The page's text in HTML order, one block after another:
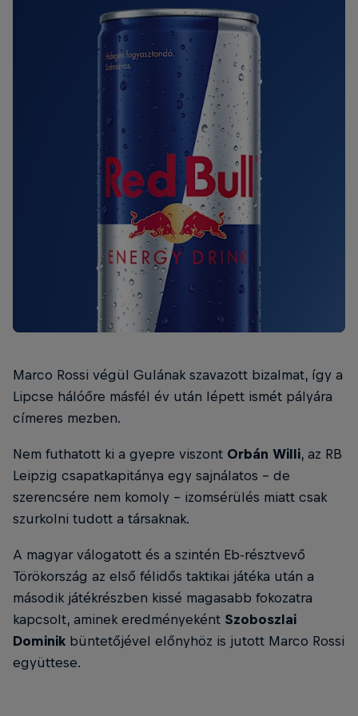
Marco Rossi végül Gulának szavazott bizalmat, így a
Lipcse hálóőre másfél év után lépett ismét pályára
címeres mezben.
Nem futhatott ki a gyepre viszont Orbán Willi, az RB
Leipzig csapatkapitánya egy sajnálatos - de
szerencsére nem komoly - izomsérülés miatt csak
szurkolni tudott a társaknak.
A magyar válogatott és a szintén Eb-résztvevő
Törökország az első félidős taktikai játéka után a
második játékrészben kissé magasabb fokozatra
kapcsolt, aminek eredményeként Szoboszlai
Dominik büntetőjével előnyhöz is jutott Marco Rossi
együttese.